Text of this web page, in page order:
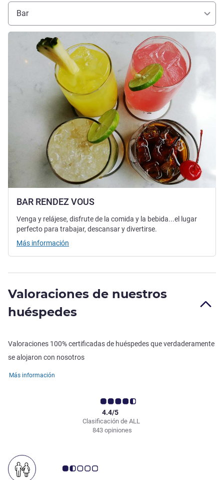
Bar
BAR RENDEZ VOUS
Más información
Venga y relájese, disfrute de la comida y la bebida...el lugar
perfecto para trabajar, descansar y divertirse.
Más información
Valoraciones de nuestros
huéspedes
Valoraciones 100% certificadas de huéspedes que verdaderamente
se alojaron con nosotros
Más información
Clasificación de ALL
4.4/5
843 opiniones
Nota de clientes de Avis 1.5/5